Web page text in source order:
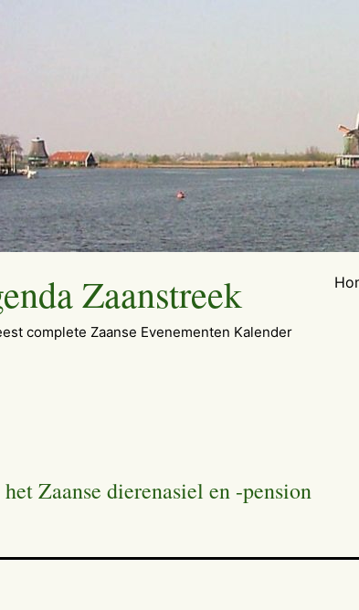
Zaanstreek
complete Zaanse Evenementen Kalender
Zaanse dierenasiel en -pension